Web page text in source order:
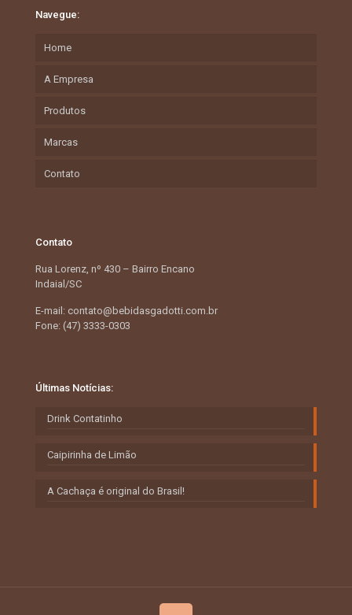
Navegue:
Home
A Empresa
Produtos
Marcas
Contato
Contato
Rua Lorenz, nº 430 – Bairro Encano
Indaial/SC
E-mail: contato@bebidasgadotti.com.br
Fone: (47) 3333-0303
Últimas Notícias:
Drink Contatinho
Caipirinha de Limão
A Cachaça é original do Brasil!